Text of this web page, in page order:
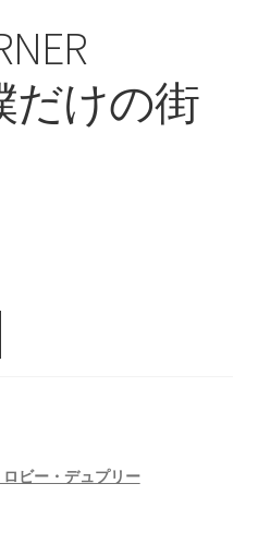
だけの街
ロビー・デュプリー